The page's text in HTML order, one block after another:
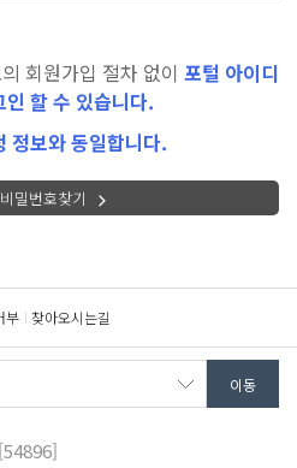
회원가입 절차 없이 포털 아이디
할 수 있습니다.
정보와 동일합니다.
밀번호찾기
부 찾아오시는길
[54896]